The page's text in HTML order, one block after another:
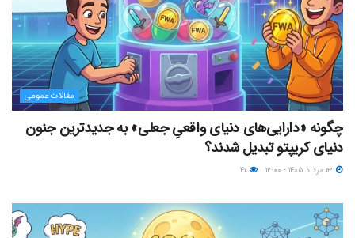
مقالات عمومی
چگونه «دارایی‌های دنیای واقعیِ جعلی» به جدیدترین جنون
دنیای کریپتو تبدیل شدند؟